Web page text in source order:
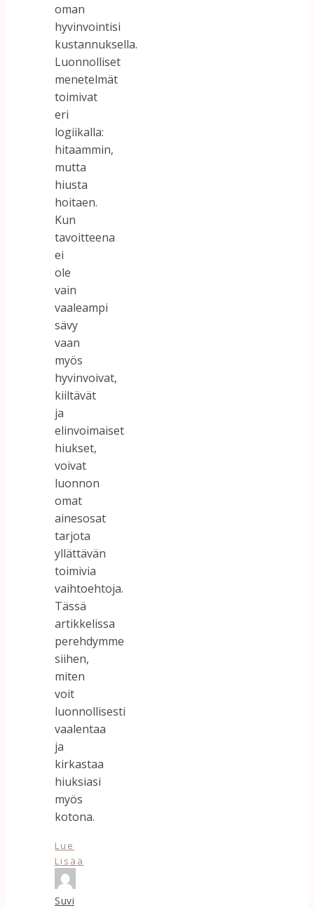
oman
hyvinvointisi
kustannuksella.
Luonnolliset
menetelmät
toimivat
eri
logiikalla:
hitaammin,
mutta
hiusta
hoitaen.
Kun
tavoitteena
ei
ole
vain
vaaleampi
sävy
vaan
myös
hyvinvoivat,
kiiltävät
ja
elinvoimaiset
hiukset,
voivat
luonnon
omat
ainesosat
tarjota
yllättävän
toimivia
vaihtoehtoja.
Tässä
artikkelissa
perehdymme
siihen,
miten
voit
luonnollisesti
vaalentaa
ja
kirkastaa
hiuksiasi
myös
kotona.
Lue
Lisää
Suvi